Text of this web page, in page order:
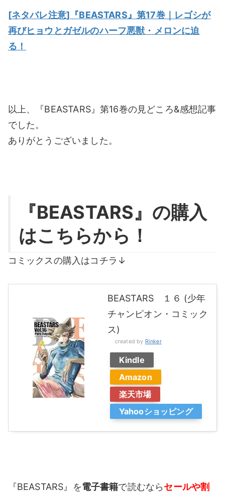
[ネタバレ注意]『BEASTARS』第17巻｜レゴシが
再びヒョウとガゼルのハーフ悪獣・メロンに迫
る！
以上、『BEASTARS』第16巻の見どころ&感想記事
でした。
ありがとうございました。
『BEASTARS』の購入
はこちらから！
コミックスの購入はコチラ↓
BEASTARS １６ (少年
チャンピオン・コミック
ス)
created by Rinker
Kindle
Amazon
楽天市場
Yahooショッピング
『BEASTARS』を電子書籍で読むならセールや割